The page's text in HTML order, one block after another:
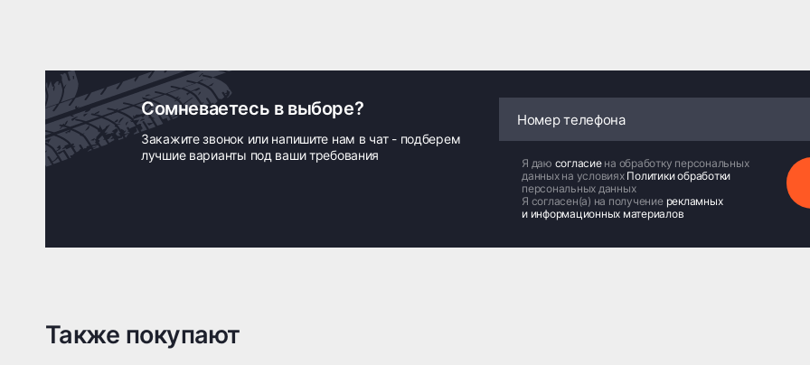
Сомневаетесь в выборе?
Закажите звонок или напишите нам в чат - подберем
лучшие варианты под ваши требования
Я даю согласие на обработку персональных
данных на условиях Политики обработки
персональных данных
Я согласен(а) на получение рекламных
и информационных материалов
Также покупают